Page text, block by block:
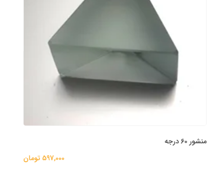
پرگار وایت برد (بسته دو عددی)